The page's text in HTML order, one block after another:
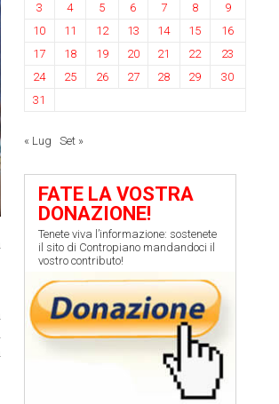
3
4 5 6 7 8
9
10
11 12 13 14 15
16
17
18 19 20 21 22
23
24
25 26 27 28 29
30
31
« Lug Set »
FATE LA VOSTRA
DONAZIONE!
Tenete viva l’informazione: sostenete
il sito di Contropiano mandandoci il
vostro contributo!